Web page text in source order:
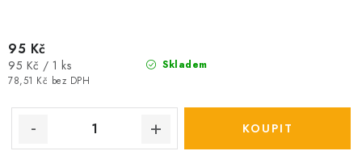
Skladem
78,51 Kč bez DPH
95 Kč
Měrná
cena:
95 Kč / 1 ks